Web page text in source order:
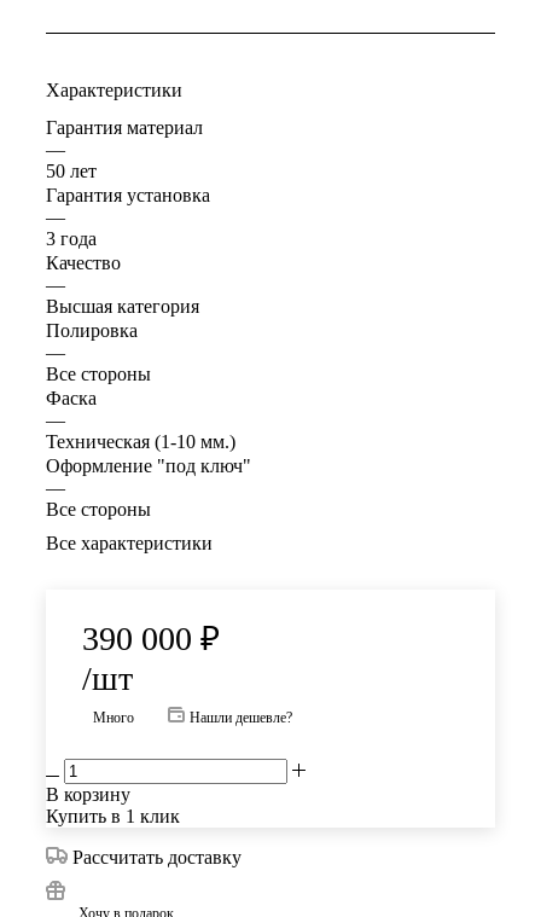
Характеристики
Гарантия материал
—
50 лет
Гарантия установка
—
3 года
Качество
—
Высшая категория
Полировка
—
Все стороны
Фаска
—
Техническая (1-10 мм.)
Оформление "под ключ"
—
Все стороны
Все характеристики
390 000 ₽
/шт
Много Нашли дешевле?
В корзину
Купить в 1 клик
Рассчитать доставку
Хочу в подарок